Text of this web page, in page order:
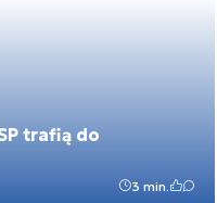
trafią do
3 min.